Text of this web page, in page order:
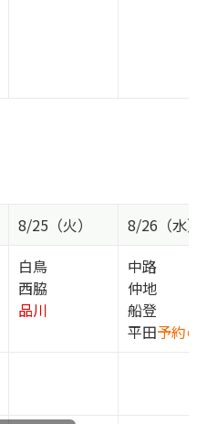
8/25（火）
8/26（水）
白鳥
西脇
品川
中路
仲地
船登
平田予約の